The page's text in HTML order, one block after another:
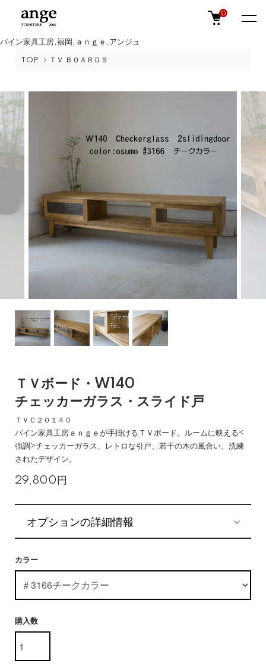
パイン家具工房,福岡,ａｎｇｅ,アンジュ
0
TOP ＴＶ ＢＯＡＲＤＳ
ＴＶボード・W140
チェッカーガラス・スライド戸
ＴＶＣ２０１４０
パイン家具工房ａｎｇｅが手掛けるＴＶボード。ルームに映える<
強調>チェッカーガラス、レトロな引戸、若干の木の風合い。洗練
されたデザイン。
29,800円
オプションの詳細情報
カラー
購入数